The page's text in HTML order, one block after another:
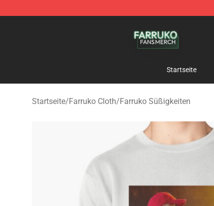
Startseite
Startseite/Farruko Cloth/Farruko Süßigkeiten